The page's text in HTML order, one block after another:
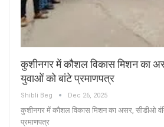
कुशीनगर में कौशल विकास मिशन का
युवाओं को बांटे प्रमाणपत्र
Shibli Beg Dec 26, 2025
कुशीनगर में कौशल विकास मिशन का असर, सीडीओ
प्रमाणपत्र